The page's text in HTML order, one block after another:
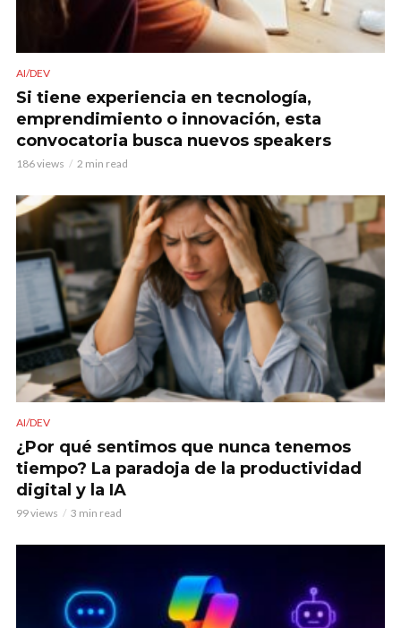
AI/DEV
Si tiene experiencia en tecnología,
emprendimiento o innovación, esta
convocatoria busca nuevos speakers
186 views 2 min read
AI/DEV
¿Por qué sentimos que nunca tenemos
tiempo? La paradoja de la productividad
digital y la IA
99 views 3 min read